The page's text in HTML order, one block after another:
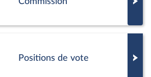
Positions de vote